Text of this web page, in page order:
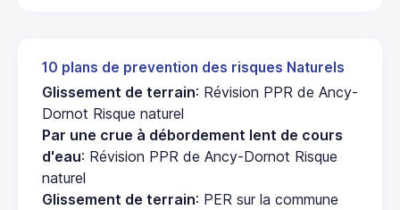
10 plans de prevention des risques Naturels
Glissement de terrain: Révision PPR de Ancy-
Dornot Risque naturel
Par une crue à débordement lent de cours
d'eau: Révision PPR de Ancy-Dornot Risque
naturel
Glissement de terrain: PER sur la commune